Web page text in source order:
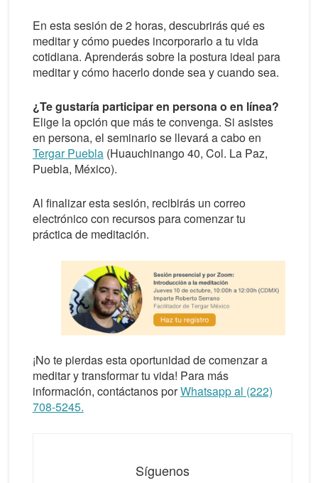
En esta sesión de 2 horas, descubrirás qué es
meditar y cómo puedes incorporarlo a tu vida
cotidiana. Aprenderás sobre la postura ideal para
meditar y cómo hacerlo donde sea y cuando sea.
¿Te gustaría participar en persona o en línea?
Elige la opción que más te convenga. Si asistes
en persona, el seminario se llevará a cabo en
Tergar Puebla (Huauchinango 40, Col. La Paz,
Puebla, México).
Al finalizar esta sesión, recibirás un correo
electrónico con recursos para comenzar tu
práctica de meditación.
¡No te pierdas esta oportunidad de comenzar a
meditar y transformar tu vida! Para más
información, contáctanos porWhatsapp al (222)
708-5245.
Síguenos